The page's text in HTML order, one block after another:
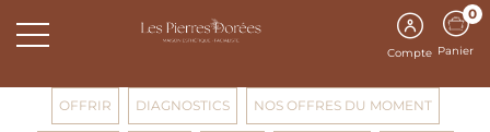
Compte
0
Panier
OFFRIR DIAGNOSTICS NOS OFFRES DU MOMENT